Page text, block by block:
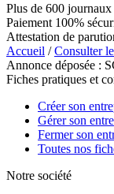
Plus de 600
Paiement 100%
Attestation de
Accueil /Consulter
Annonce déposée :
Fiches pratiques et
Créer son
Gérer son
Fermer son
Toutes nos
Notre société